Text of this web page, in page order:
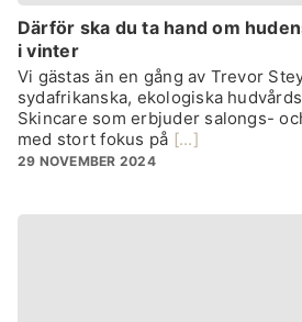
Därför ska du ta hand om
i vinter
Vi gästas än en gång av Trevor
sydafrikanska, ekologiska
Skincare som erbjuder salongs-
med stort fokus på [...]
29 NOVEMBER 2024